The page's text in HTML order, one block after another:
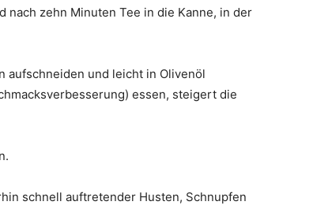
nach zehn Minuten Tee in die Kanne, in der
aufschneiden und leicht in Olivenöl
essen, steigert die
schnell auftretender Husten, Schnupfen